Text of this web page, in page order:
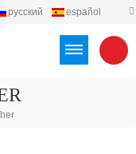
русский
español